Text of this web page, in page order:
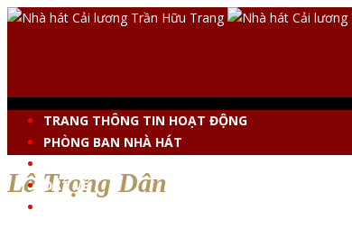
TRANG THÔNG TIN HOẠT ĐỘNG
PHÒNG BAN NHÀ HÁT
ĐẶT VÉ
Lê Trọng Dân